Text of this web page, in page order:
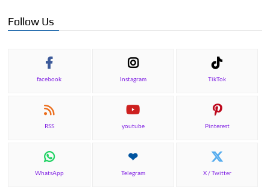
Follow Us
facebook Instagram TikTok
RSS youtube Pinterest
WhatsApp Telegram X / Twitter